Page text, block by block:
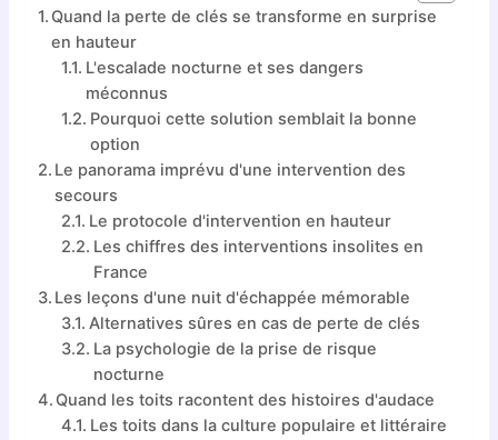
Quand la perte de clés se transforme en surprise
en hauteur
L'escalade nocturne et ses dangers
méconnus
Pourquoi cette solution semblait la bonne
option
Le panorama imprévu d'une intervention des
secours
Le protocole d'intervention en hauteur
Les chiffres des interventions insolites en
France
Les leçons d'une nuit d'échappée mémorable
Alternatives sûres en cas de perte de clés
La psychologie de la prise de risque
nocturne
Quand les toits racontent des histoires d'audace
Les toits dans la culture populaire et littéraire